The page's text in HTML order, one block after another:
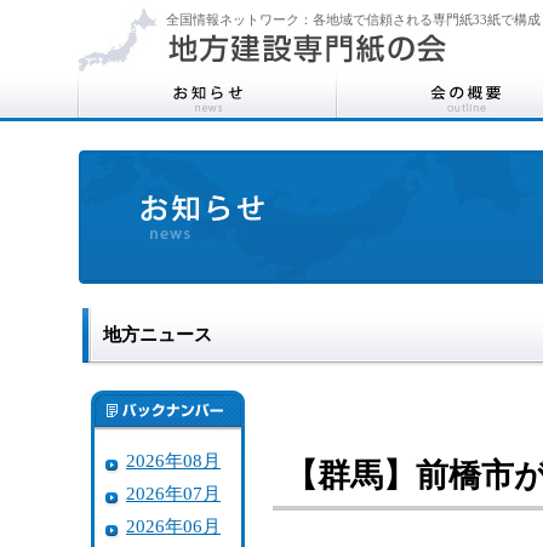
全国情報ネットワーク：各地域で信頼される専門紙33紙で構成
地方ニュース
2026年08月
2026年07月
2026年06月
【群馬】前橋市